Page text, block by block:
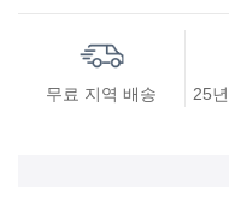
무료 지역 배송
25